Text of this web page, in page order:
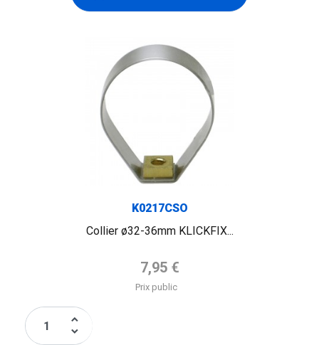
K0217CSO
Collier ø32-36mm KLICKFIX...
Prix de base
7,95 €
Prix public
keyboard_arrow_up
keyboard_arrow_down